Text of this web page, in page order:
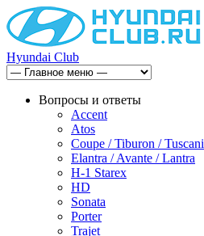
Hyundai Club
Вопросы и ответы
Accent
Atos
Coupe / Tiburon / Tuscani
Elantra / Avante / Lantra
H-1 Starex
HD
Sonata
Porter
Trajet